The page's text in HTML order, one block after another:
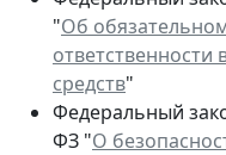
"Об
ответственности
средств"
Федеральный
ФЗ "О